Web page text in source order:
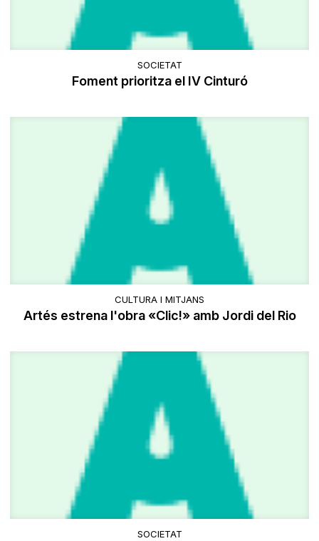
SOCIETAT
Foment prioritza el IV Cinturó
CULTURA I MITJANS
Artés estrena l'obra «Clic!» amb Jordi del Rio
SOCIETAT